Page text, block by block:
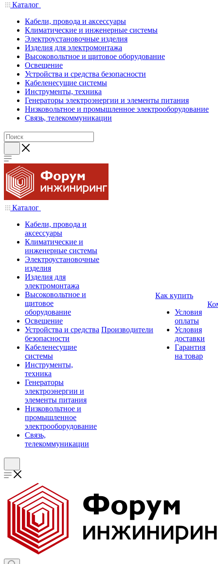
Каталог
Кабели, провода и аксессуары
Климатические и инженерные системы
Электроустановочные изделия
Изделия для электромонтажа
Высоковольтное и щитовое оборудование
Освещение
Устройства и средства безопасности
Кабеленесущие системы
Инструменты, техника
Генераторы электроэнергии и элементы питания
Низковольтное и промышленное электрооборудование
Связь, телекоммуникации
Каталог
Кабели, провода и
аксессуары
Климатические и
инженерные системы
Электроустановочные
изделия
Изделия для
электромонтажа
Высоковольтное и
щитовое
оборудование
Освещение
Устройства и средства
безопасности
Кабеленесущие
системы
Инструменты,
техника
Генераторы
электроэнергии и
элементы питания
Низковольтное и
промышленное
электрооборудование
Связь,
телекоммуникации
Производители
Как купить
Условия
оплаты
Условия
доставки
Гарантия
на товар